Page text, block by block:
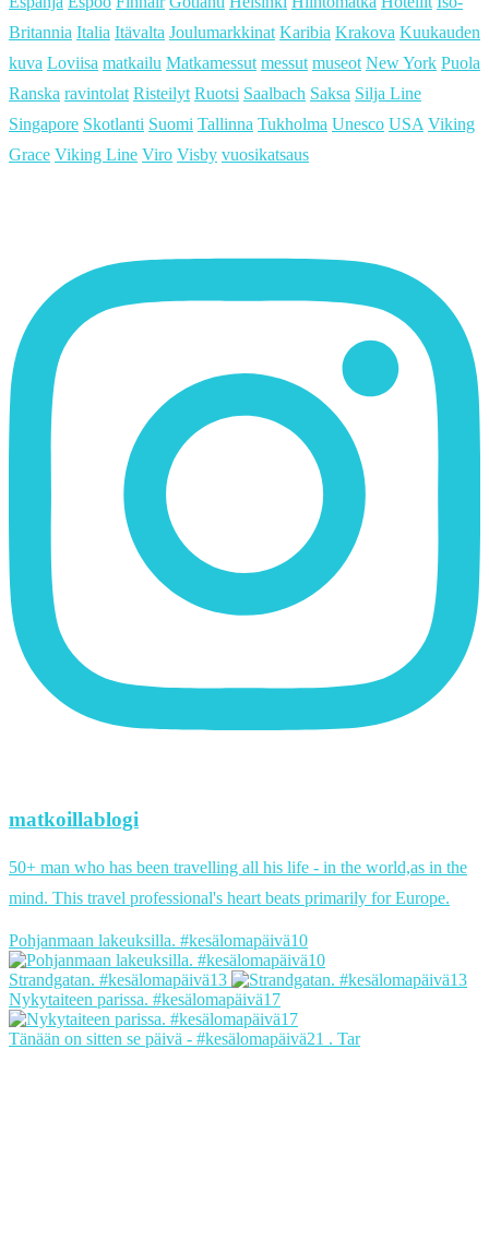
Britannia Italia Itävalta Joulumarkkinat Karibia Krakova Kuukauden
kuva Loviisa matkailu Matkamessut messut museot New York Puola
Ranska ravintolat Risteilyt Ruotsi Saalbach Saksa Silja Line
Singapore Skotlanti Suomi Tallinna Tukholma Unesco USA Viking
Grace Viking Line Viro Visby vuosikatsaus
matkoillablogi
50+ man who has been travelling all his life - in the world,as in the
mind. This travel professional's heart beats primarily for Europe.
Pohjanmaan lakeuksilla. #kesälomapäivä10
Strandgatan. #kesälomapäivä13
Nykytaiteen parissa. #kesälomapäivä17
Tänään on sitten se päivä - #kesälomapäivä21 . Tar